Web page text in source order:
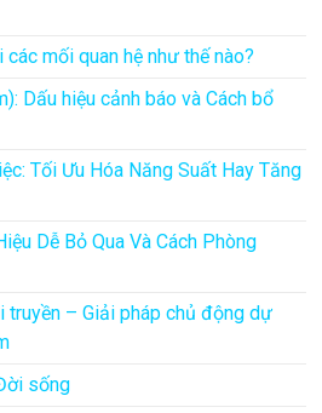
mối quan hệ như thế nào?
Dấu hiệu cảnh báo và Cách bổ
Tối Ưu Hóa Năng Suất Hay Tăng
Dễ Bỏ Qua Và Cách Phòng
truyền – Giải pháp chủ động dự
sống